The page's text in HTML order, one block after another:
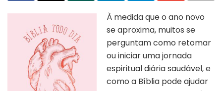
À medida que o ano novo
se aproxima, muitos se
perguntam como retomar
ou iniciar uma jornada
espiritual diária saudável, e
como a Bíblia pode ajudar